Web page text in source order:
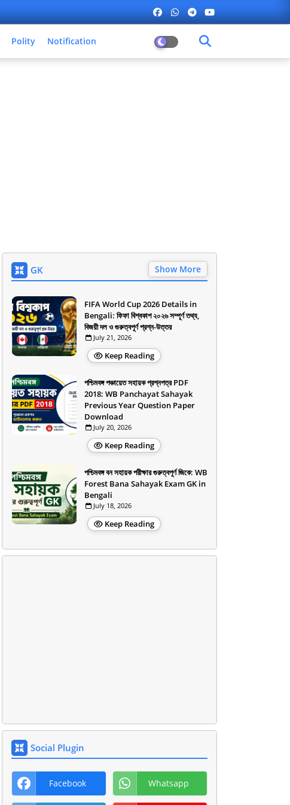
Polity Notification
GK Show More
FIFA World Cup 2026 Details in
Bengali: ফিফা বিশ্বকাপ ২০২৬ সম্পূর্ণ তথ্য,
বিজয়ী দল ও গুরুত্বপূর্ণ প্রশ্ন-উত্তর
July 21, 2026
Keep Reading
পশ্চিমবঙ্গ পঞ্চায়েত সহায়ক প্রশ্নপত্র PDF
2018: WB Panchayat Sahayak
Previous Year Question Paper
Download
July 20, 2026
Keep Reading
পশ্চিমবঙ্গ বন সহায়ক পরীক্ষার গুরুত্বপূর্ণ জিকে: WB
Forest Bana Sahayak Exam GK in
Bengali
July 18, 2026
Keep Reading
Social Plugin
Facebook Whatsapp